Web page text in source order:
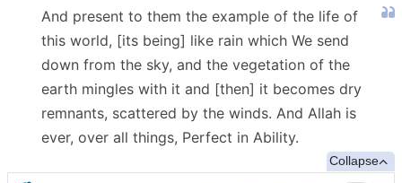
And present to them the example of the life of
this world, [its being] like rain which We send
down from the sky, and the vegetation of the
earth mingles with it and [then] it becomes dry
remnants, scattered by the winds. And Allah is
ever, over all things, Perfect in Ability.
Collapse